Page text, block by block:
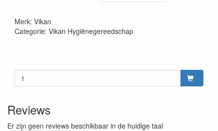
Merk: Vikan
Categorie: Vikan Hygiënegereedschap
Reviews
Er zijn geen reviews beschikbaar in de huidige taal